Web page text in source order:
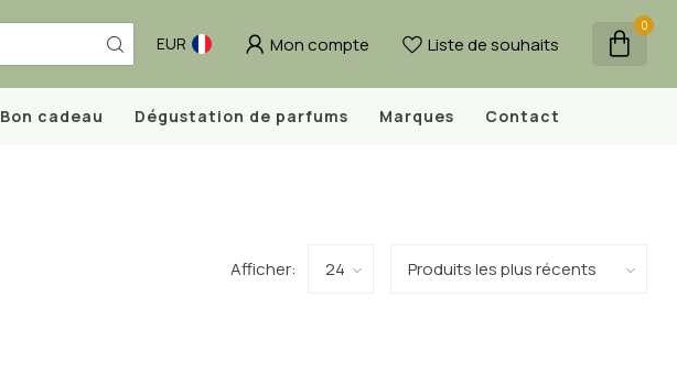
EUR Mon compte Liste de souhaits
0
Bon cadeau Dégustation de parfums Marques Contact
Afficher: